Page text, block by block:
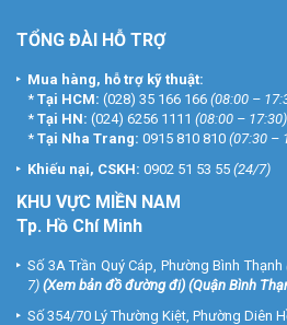
TỔNG ĐÀI HỖ TRỢ
Mua hàng, hỗ trợ kỹ thuật:
* Tại HCM: (028) 35 166 166 (08:00 –
* Tại HN: (024) 6256 1111 (08:00 – 17:30)
* Tại Nha Trang: 0915 810 810 (07:30 –
Khiếu nại, CSKH: 0902 51 53 55 (24/7)
KHU VỰC MIỀN NAM
Tp. Hồ Chí Minh
Số 3A Trần Quý Cáp, Phường Bình Thạnh
7) (Xem bản đồ đường đi) (Quận Bình
Số 354/70 Lý Thường Kiệt, Phường Diên